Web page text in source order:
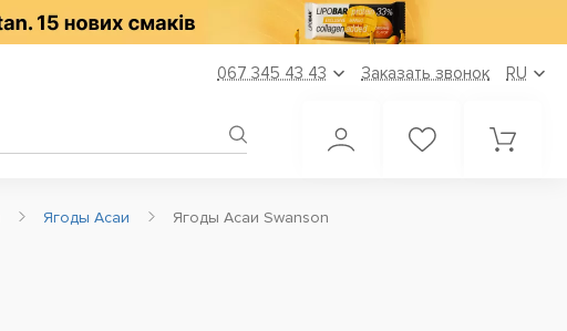
067 345 43 43 Заказать звонок RU
Ягоды Асаи Ягоды Асаи Swanson